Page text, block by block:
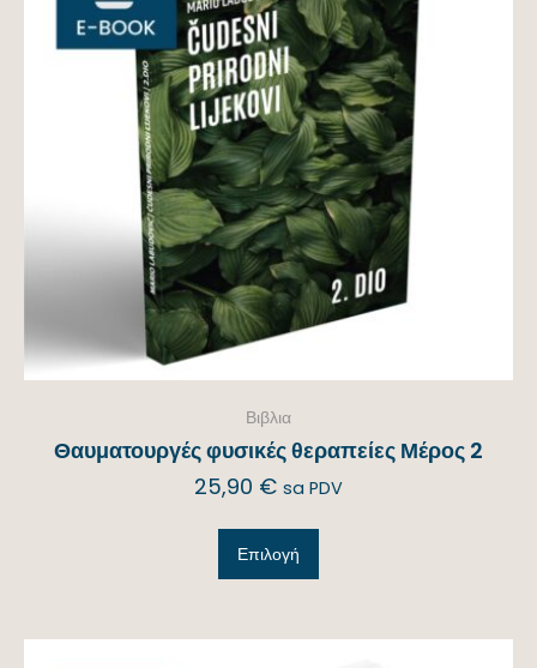
Βιβλια
Θαυματουργές φυσικές θεραπείες Μέρος 2
25,90 € sa PDV
Επιλογή